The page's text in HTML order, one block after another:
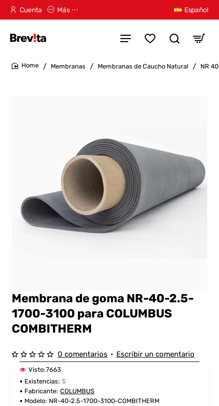
Cuenta Más ⋯ Español
Membranas Membranas de Caucho Natural NR
PARA COLUMBUS
Membrana de goma NR-40-2.5-
1700-3100 para COLUMBUS
COMBITHERM
Existencias: 5
Fabricante: COLUMBUS
Modelo: NR-40-2.5-1700-3100-COMBITHERM
Visto:7663
0 comentarios • Escribir un comentario